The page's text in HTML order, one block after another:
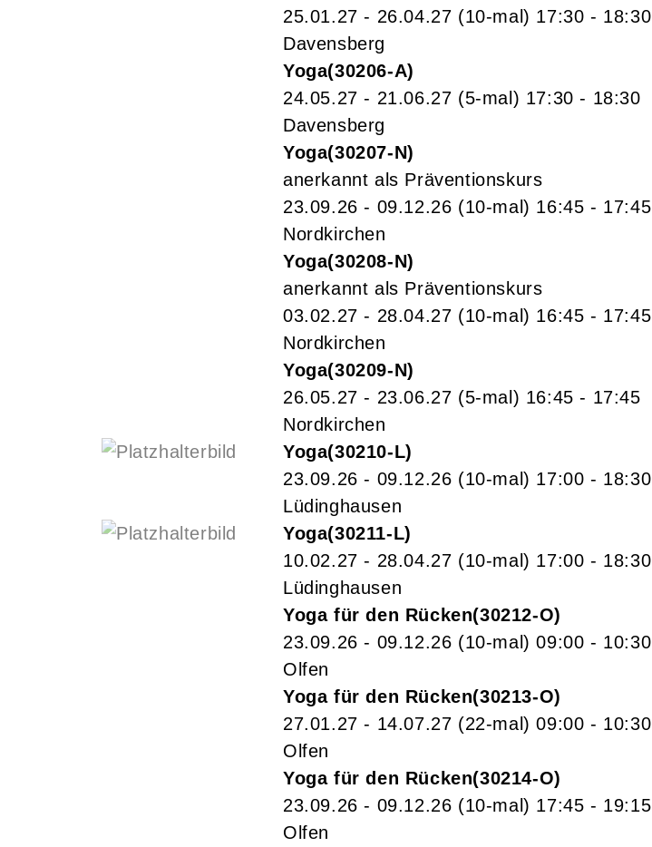
25.01.27 - 26.04.27 (10-mal) 17:30 - 18:30
Davensberg
Yoga 30206-A
24.05.27 - 21.06.27 (5-mal) 17:30 - 18:30
Davensberg
Yoga 30207-N
anerkannt als Präventionskurs
23.09.26 - 09.12.26 (10-mal) 16:45 - 17:45
Nordkirchen
Yoga 30208-N
anerkannt als Präventionskurs
03.02.27 - 28.04.27 (10-mal) 16:45 - 17:45
Nordkirchen
Yoga 30209-N
26.05.27 - 23.06.27 (5-mal) 16:45 - 17:45
Nordkirchen
Yoga 30210-L
23.09.26 - 09.12.26 (10-mal) 17:00 - 18:30
Lüdinghausen
Yoga 30211-L
10.02.27 - 28.04.27 (10-mal) 17:00 - 18:30
Lüdinghausen
Yoga für den Rücken 30212-O
23.09.26 - 09.12.26 (10-mal)09:00 - 10:30
Olfen
Yoga für den Rücken 30213-O
27.01.27 - 14.07.27 (22-mal)09:00 - 10:30
Olfen
Yoga für den Rücken 30214-O
23.09.26 - 09.12.26 (10-mal) 17:45 - 19:15
Olfen